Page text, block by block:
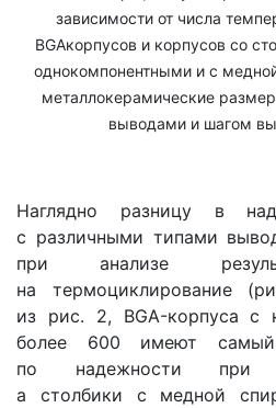
зависимости от числа
BGAкорпусов и корпусов со
однокомпонентными и с
металлокерамические
выводами и шагом
Наглядно разницу в
с различными типами
при анализе
на термоциклирование
из рис. 2, BGA-корпуса с
более 600 имеют самый
по надежности при
а столбики с медной